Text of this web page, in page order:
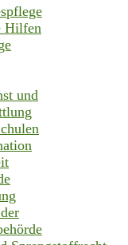
Hilfen
und